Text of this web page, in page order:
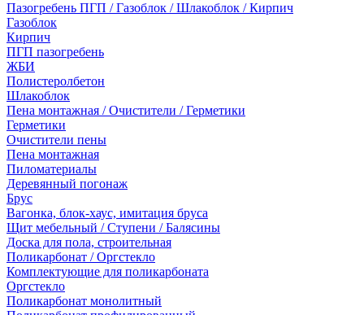
Пазогребень ПГП / Газоблок / Шлакоблок / Кирпич
Газоблок
Кирпич
ПГП пазогребень
ЖБИ
Полистеролбетон
Шлакоблок
Пена монтажная / Очистители / Герметики
Герметики
Очистители пены
Пена монтажная
Пиломатериалы
Деревянный погонаж
Брус
Вагонка, блок-хаус, имитация бруса
Щит мебельный / Ступени / Балясины
Доска для пола, строительная
Поликарбонат / Оргстекло
Комплектующие для поликарбоната
Оргстекло
Поликарбонат монолитный